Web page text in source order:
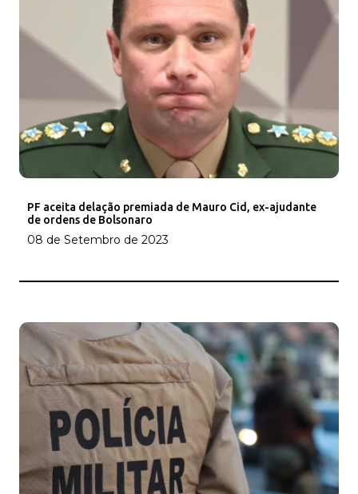
PF aceita delação premiada de Mauro Cid, ex-ajudante
de ordens de Bolsonaro
08 de Setembro de 2023